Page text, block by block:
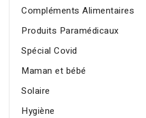
Compléments Alimentaires
Produits Paramédicaux
Spécial Covid
Maman et bébé
Solaire
Hygiène